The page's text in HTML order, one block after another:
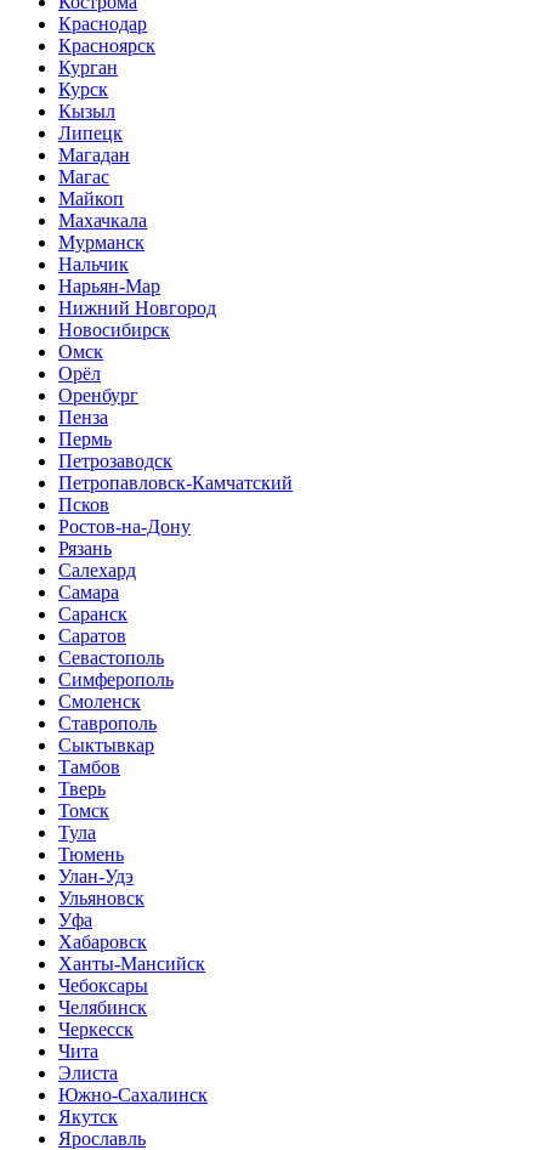
Краснодар
Красноярск
Курган
Курск
Кызыл
Липецк
Магадан
Магас
Майкоп
Махачкала
Мурманск
Нальчик
Нарьян-Мар
Нижний Новгород
Новосибирск
Омск
Орёл
Оренбург
Пенза
Пермь
Петрозаводск
Петропавловск-Камчатский
Псков
Ростов-на-Дону
Рязань
Салехард
Самара
Саранск
Саратов
Севастополь
Симферополь
Смоленск
Ставрополь
Сыктывкар
Тамбов
Тверь
Томск
Тула
Тюмень
Улан-Удэ
Ульяновск
Уфа
Хабаровск
Ханты-Мансийск
Чебоксары
Челябинск
Черкесск
Чита
Элиста
Южно-Сахалинск
Якутск
Ярославль